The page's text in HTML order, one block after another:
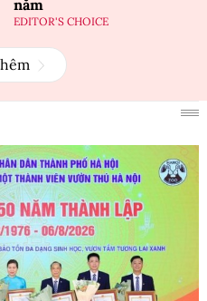
năm
EDITOR'S CHOICE